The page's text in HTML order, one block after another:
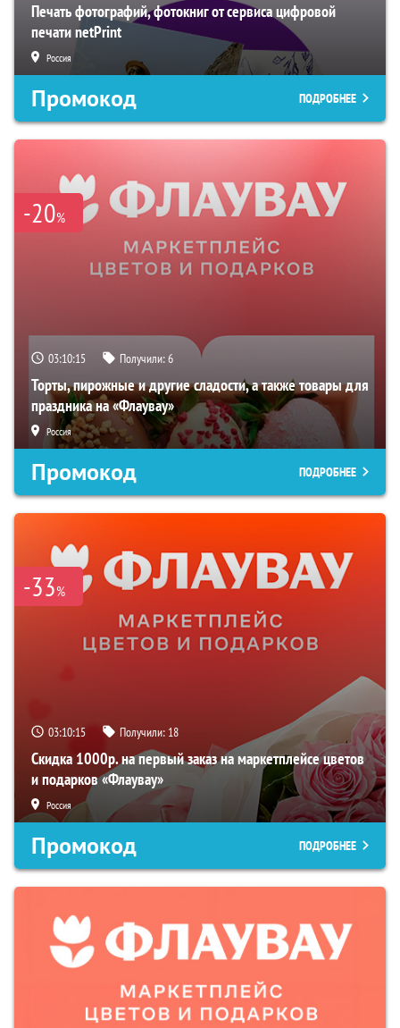
Печать фотографий, фотокниг от сервиса цифровой
печати netPrint
Россия
Промокод ПОДРОБНЕЕ
-20%
03:10:14 Получили:6
Торты, пирожные и другие сладости, а также товары для
праздника на «Флаувау»
Россия
Промокод ПОДРОБНЕЕ
-33%
03:10:14 Получили: 18
Скидка 1000р. на первый заказ на маркетплейсе цветов
и подарков «Флаувау»
Россия
Промокод ПОДРОБНЕЕ